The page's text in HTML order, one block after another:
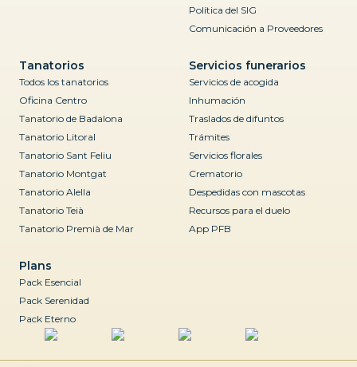
Política del SIG
Comunicación a Proveedores
Tanatorios
Todos los tanatorios
Oficina Centro
Tanatorio de Badalona
Tanatorio Litoral
Tanatorio Sant Feliu
Tanatorio Montgat
Tanatorio Alella
Tanatorio Teià
Tanatorio Premià de Mar
Servicios funerarios
Servicios de acogida
Inhumación
Traslados de difuntos
Trámites
Servicios florales
Crematorio
Despedidas con mascotas
Recursos para el duelo
App PFB
Plans
Pack Esencial
Pack Serenidad
Pack Eterno